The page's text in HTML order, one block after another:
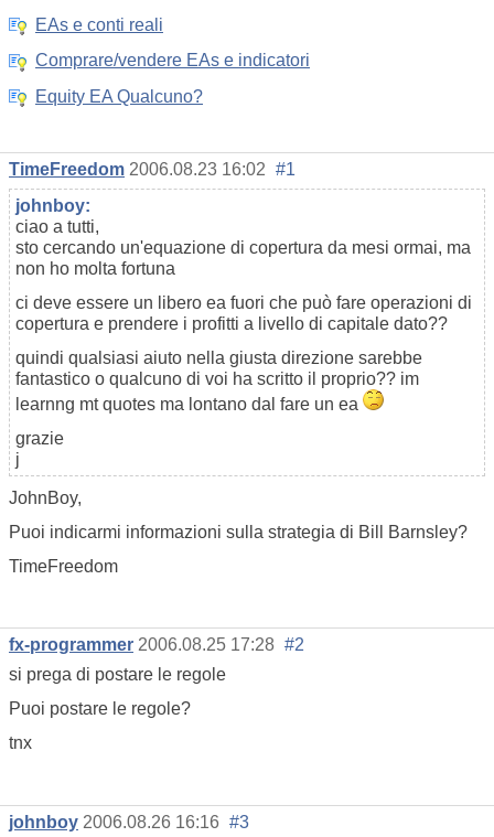
EAs e conti reali
Comprare/vendere EAs e indicatori
Equity EA Qualcuno?
TimeFreedom 2006.08.23 16:02 #1
johnboy:
ciao a tutti,
sto cercando un'equazione di copertura da mesi ormai, ma
non ho molta fortuna
ci deve essere un libero ea fuori che può fare operazioni di
copertura e prendere i profitti a livello di capitale dato??
quindi qualsiasi aiuto nella giusta direzione sarebbe
fantastico o qualcuno di voi ha scritto il proprio?? im
learnng mt quotes ma lontano dal fare un ea
grazie
j
JohnBoy,
Puoi indicarmi informazioni sulla strategia di Bill Barnsley?
TimeFreedom
fx-programmer 2006.08.25 17:28 #2
si prega di postare le regole
Puoi postare le regole?
tnx
johnboy 2006.08.26 16:16 #3